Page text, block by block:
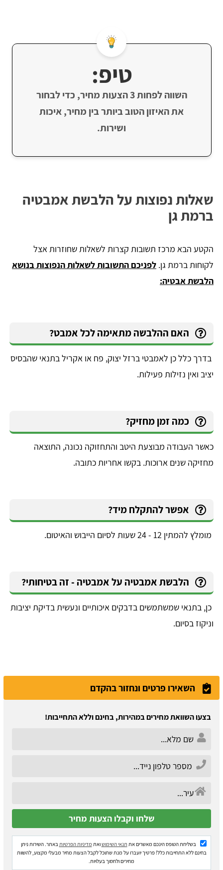
טיפ:
השווה לפחות 3 הצעות מחיר, כדי לבחור
את האיזון הטוב ביותר בין מחיר, איכות
ושירות.
​שאלות נפוצות על הלבשת אמבטיה
ברמת גן
הקטע הבא מרכז תשובות קצרות לשאלות שחוזרות אצל
לקוחות ברמת גן. לפניכם התשובות לשאלות הנפוצות בנושא
הלבשת אבטיה:
האם ההלבשה מתאימה לכל אמבט?
בדרך כלל כן לאמבטי ברזל יצוק, פח או אקריל בתנאי שהבסיס
יציב ואין נזילות פעילות.
כמה זמן מחזיק?
כאשר העבודה מבוצעת היטב והתחזוקה נכונה, התוצאה
מחזיקה שנים ארוכות. בקשו אחריות כתובה.
אפשר להתקלח מיד?
מומלץ להמתין 12 - 24 שעות לסיום הייבוש והאיטום.
הלבשת אמבטיה על אמבטיה - זה בטיחותי?
כן, בתנאי שמשתמשים בדבקים איכותיים ונעשית בדיקת יציבות
וניקוז בסיום.
השאירו פרטים ונחזור בהקדם
בצעו השוואת מחירים במהירות, בחינם וללא התחייבות!
בשליחת הטופס הינכם מאשרים את תנאי השימושואת מדיניות הפרטיותבאתר. השירות ניתן
בחינם ללא התחייבות כלל! פרטיך יועברו על מנת שתוכל לקבל הצעות מחיר מבעלי מקצוע, להשוות
מחירים ולחסוך בעלויות.